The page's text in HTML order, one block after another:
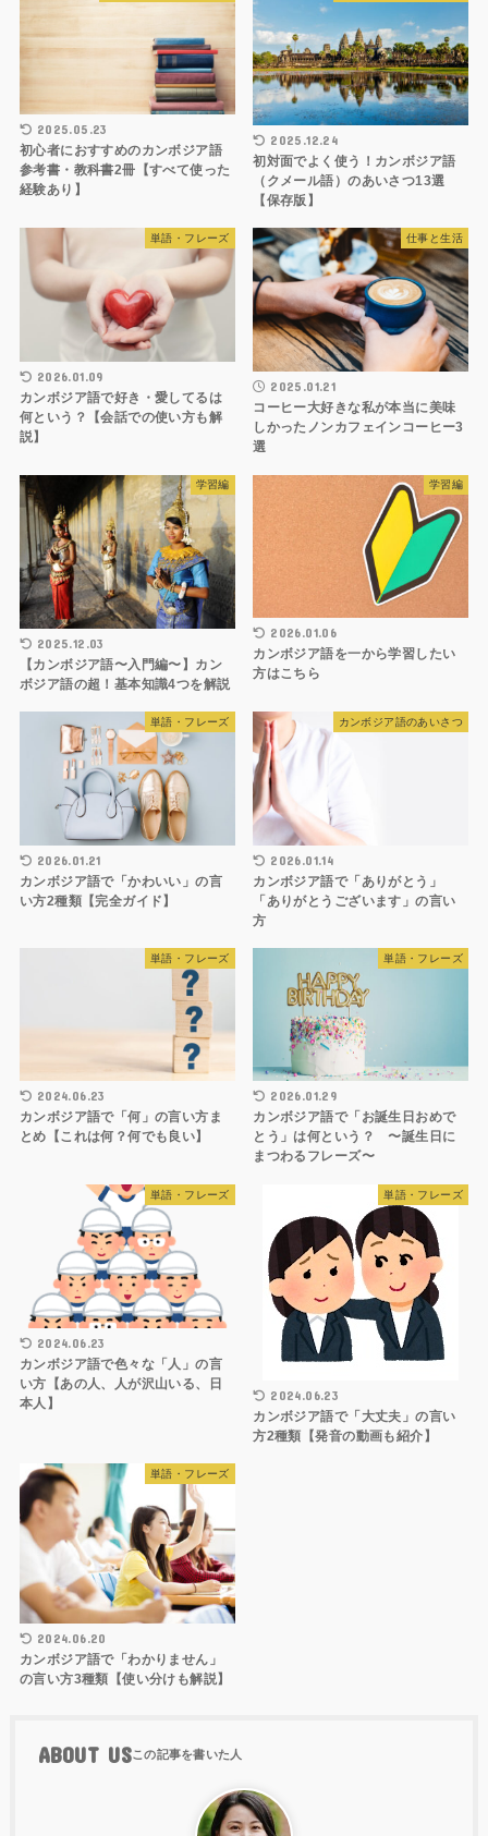
2025.05.23
初心者におすすめのカンボジア語
参考書・教科書2冊【すべて使った
経験あり】
2025.12.24
初対面でよく使う！カンボジア語
（クメール語）のあいさつ13選
【保存版】
単語・フレーズ
2026.01.09
カンボジア語で好き・愛してるは
何という？【会話での使い方も解
説】
仕事と生活
2025.01.21
コーヒー大好きな私が本当に美味
しかったノンカフェインコーヒー3
選
学習編
2025.12.03
【カンボジア語〜入門編〜】カン
ボジア語の超！基本知識4つを解説
学習編
2026.01.06
カンボジア語を一から学習したい
方はこちら
単語・フレーズ
2026.01.21
カンボジア語で「かわいい」の言
い方2種類【完全ガイド】
カンボジア語のあいさつ
2026.01.14
カンボジア語で「ありがとう」
「ありがとうございます」の言い
方
単語・フレーズ
2024.06.23
カンボジア語で「何」の言い方ま
とめ【これは何？何でも良い】
単語・フレーズ
2026.01.29
カンボジア語で「お誕生日おめで
とう」は何という？ 〜誕生日に
まつわるフレーズ〜
単語・フレーズ
2024.06.23
カンボジア語で色々な「人」の言
い方【あの人、人が沢山いる、日
本人】
単語・フレーズ
2024.06.23
カンボジア語で「大丈夫」の言い
方2種類【発音の動画も紹介】
単語・フレーズ
2024.06.20
カンボジア語で「わかりません」
の言い方3種類【使い分けも解説】
ABOUT US